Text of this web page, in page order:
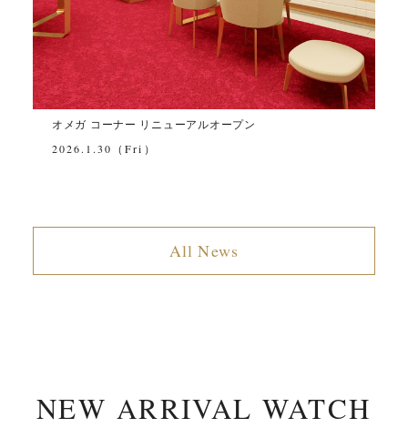
オメガ コーナー リニューアルオープン
2026.1.30（Fri）
All News
NEW ARRIVAL WATCH